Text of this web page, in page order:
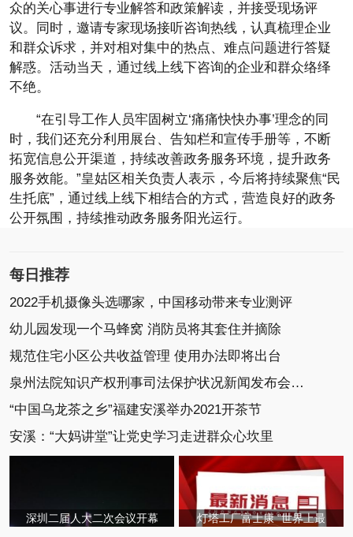
众的关心事进行专业解答和政策解读，并接受现场评
议。同时，邀请专家现场接听咨询热线，认真梳理企业
和群众诉求，并对相对集中的热点、难点问题进行答疑
解惑。活动当天，通过线上线下咨询的企业和群众络绎
不绝。
“在引导工作人员牢固树立‘痛痛快快办事’理念的同
时，我们还充分利用展台、告知栏和宣传手册等，不断
拓宽信息公开渠道，持续改善政务服务环境，提升政务
服务效能。”皇姑区相关负责人表示，今后将持续聚焦“民
生托底”，通过线上线下相结合的方式，营造良好的政务
公开氛围，持续推动政务服务阳光运行。
每日推荐
2022手机摄像头选哪家，中国移动带来专业测评
幼儿园发现一个马蜂窝 消防员将其套住并摘除
规范住宅小区公共收益管理 使用办法即将出台
泉州法院知识产权刑事司法保护状况新闻发布会召开
“中国乌龙茶之乡”福建安溪举办2021开茶节
安溪：“大妈讲堂”让党史学习走进群众心坎里
深圳二届人大二次会议开幕 灯塔工厂富士康 “世界上最